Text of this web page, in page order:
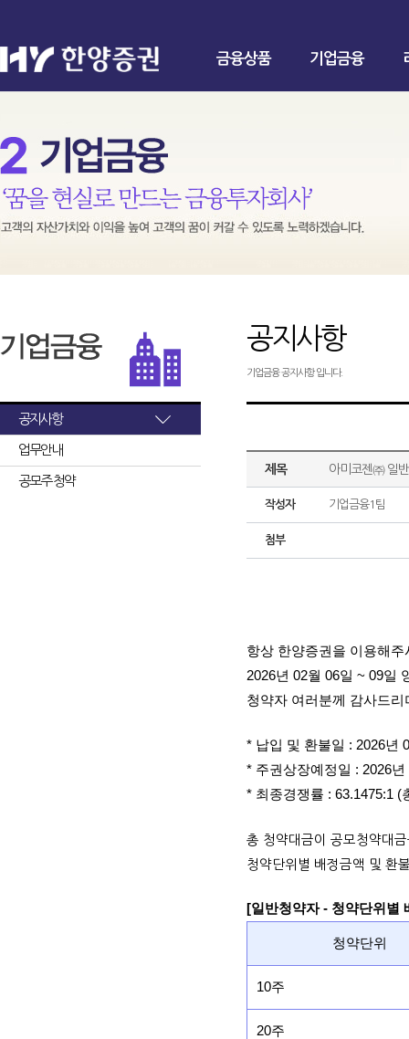
금융상품 기업금융
공지사항
업무안내
공모주 청약
공지사항
기업금융 공지사항 입니다.
제목 아미코젠㈜ 일
작성자 기업금융1팀
첨부
항상 한양증권을 이용해
2026년 02월 06일 ~ 09일
청약자 여러분께 감사드
* 납입 및 환불일 : 2026년
* 주권상장예정일 : 2026
* 최종경쟁률 : 63.1475:1 (
총 청약대금이 공모청약대
청약단위별 배정금액 및 환
[일반청약자 - 청약단위별
청약단위
10주
20주